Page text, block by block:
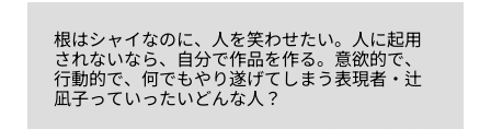
根はシャイなのに、人を笑わせたい。人に起用
されないなら、自分で作品を作る。意欲的で、
行動的で、何でもやり遂げてしまう表現者・辻
凪子っていったいどんな人？